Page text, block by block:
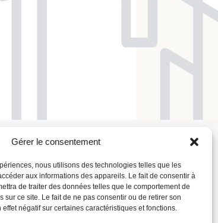
Gérer le consentement
nous utilisons des technologies telles que les
aux informations des appareils. Le fait de consentir à
de traiter des données telles que le comportement de
sur ce site. Le fait de ne pas consentir ou de retirer son
négatif sur certaines caractéristiques et fonctions.
06 47 14 24 05
Par email